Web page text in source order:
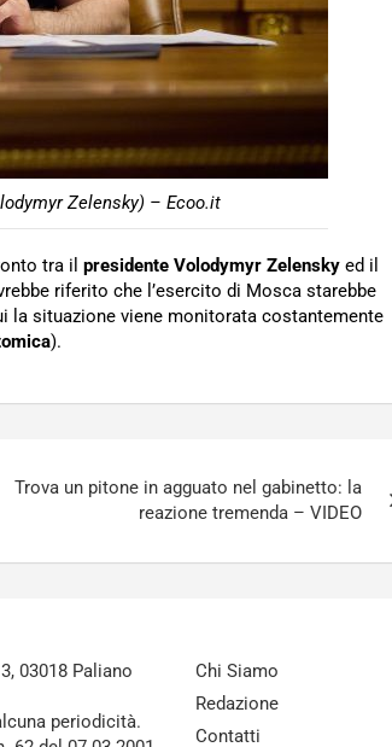
Zelensky) – Ecoo.it
tra il presidente Volodymyr Zelensky ed il
riferito che l’esercito di Mosca starebbe
la situazione viene monitorata costantemente
).
Trova un pitone in agguato nel gabinetto: la
reazione tremenda – VIDEO
03018 Paliano
periodicità.
Chi Siamo
Redazione
Contatti